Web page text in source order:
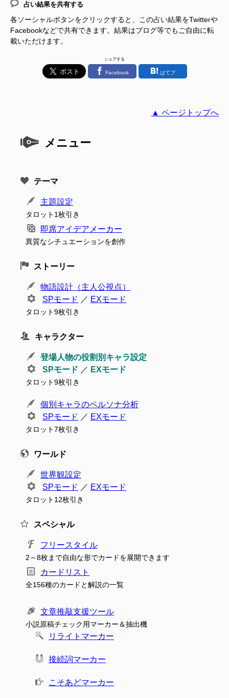
占い結果を共有する
各ソーシャルボタンをクリックすると、この占い結果をTwitterや
Facebookなどで共有できます。結果はブログ等でもご自由に転
載いただけます。
シェアする
Facebook はてブ
▲ ページトップへ
メニュー
テーマ
主題設定
タロット1枚引き
即席アイデアメーカー
異質なシチュエーションを創作
ストーリー
物語設計（主人公視点）
SPモード ／ EXモード
タロット9枚引き
キャラクター
登場人物の役割別キャラ設定
SPモード ／ EXモード
タロット9枚引き
個別キャラのペルソナ分析
SPモード ／ EXモード
タロット7枚引き
ワールド
世界観設定
SPモード ／ EXモード
タロット12枚引き
スペシャル
フリースタイル
2～8枚まで自由な形でカードを展開できます
カードリスト
全156種のカードと解説の一覧
文章推敲支援ツール
小説原稿チェック用マーカー＆抽出機
リライトマーカー
接続詞マーカー
こそあどマーカー